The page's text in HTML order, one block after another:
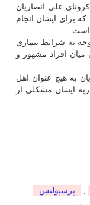
از ابتلای به کرونای علی انصاریان
برای ایشان انجام
است.
به شرایط بیماری
میان افراد مشهور و
به هیچ عنوان اهل
ریه ایشان مشکلی از
, پرسپولیس